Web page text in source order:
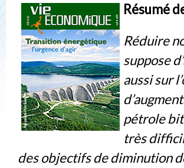
Résumé
Réduire
suppose
aussi sur
pétrole
très
des objectifs de diminution